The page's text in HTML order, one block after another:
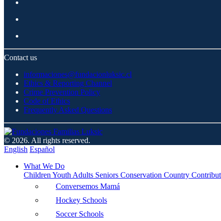
Contact us
informaciones@fundacionluksic.cl
Ethics & Reporting Channel
Crime Prevention Policy
Code of Ethics
Frequently Asked Questions
© 2026. All rights reserved.
English Español
What We Do
Children Youth Adults Seniors Conservation Country
Conversemos Mamá
Hockey Schools
Soccer Schools